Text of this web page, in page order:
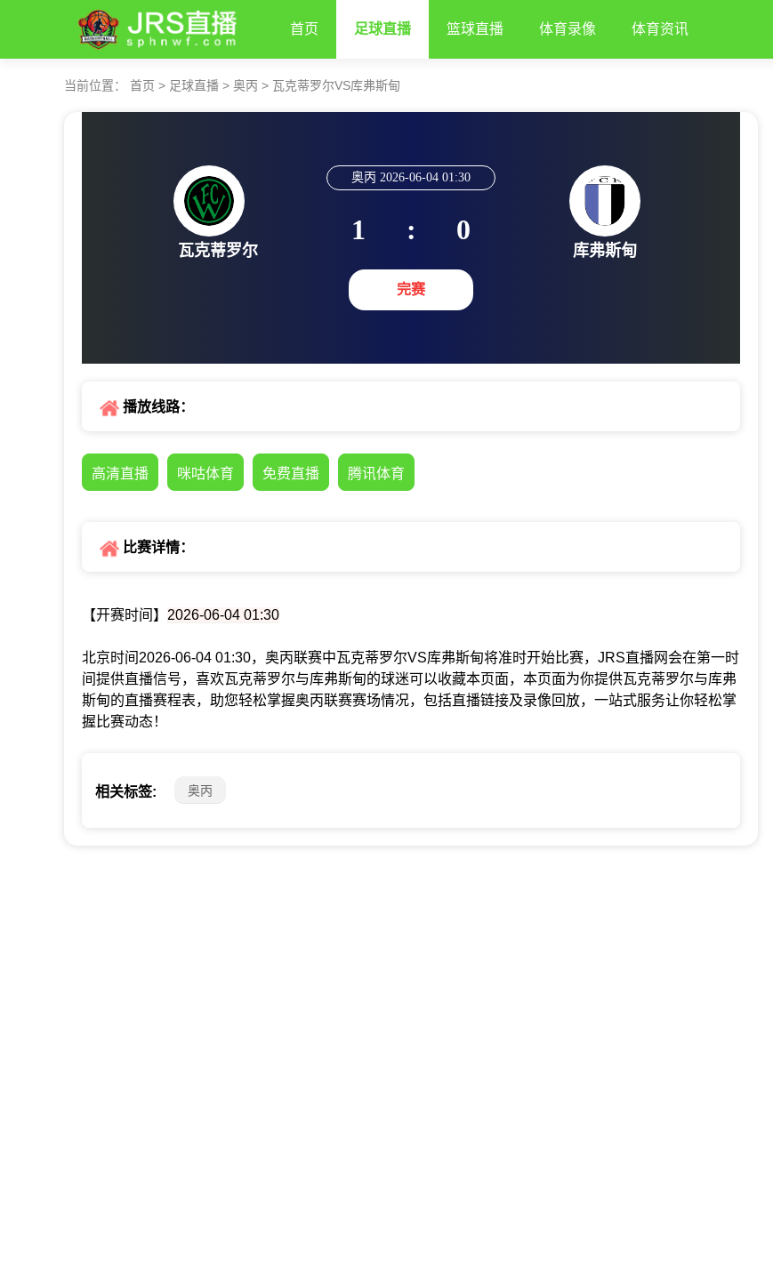
首页 足球直播 篮球直播 体育录像 体育资讯
当前位置： 首页 > 足球直播 > 奥丙 > 瓦克蒂罗尔VS库弗斯甸
瓦克蒂罗尔
奥丙 2026-06-04 01:30
1 : 0
完赛
库弗斯甸
播放线路：
高清直播 咪咕体育 免费直播 腾讯体育
比赛详情：
【开赛时间】 2026-06-04 01:30
北京时间2026-06-04 01:30，奥丙联赛中瓦克蒂罗尔VS库弗斯甸将准时开始比赛，JRS直播网会在第一时
间提供直播信号，喜欢瓦克蒂罗尔与库弗斯甸的球迷可以收藏本页面，本页面为你提供瓦克蒂罗尔与库弗
斯甸的直播赛程表，助您轻松掌握奥丙联赛赛场情况，包括直播链接及录像回放，一站式服务让你轻松掌
握比赛动态！
相关标签: 奥丙